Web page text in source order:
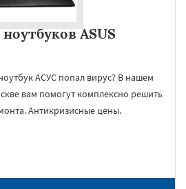
ASUS
АСУС попал вирус? В нашем
вам помогут комплексно решить
Антикризисные цены.